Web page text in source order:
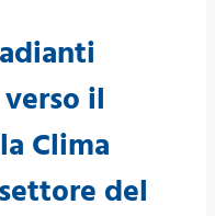
il
Clima
del